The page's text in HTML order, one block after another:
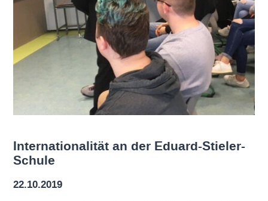
Internationalität an der Eduard-Stieler-
Schule
22.10.2019